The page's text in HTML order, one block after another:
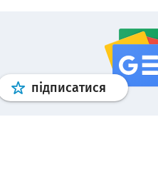
підписатися Профіль